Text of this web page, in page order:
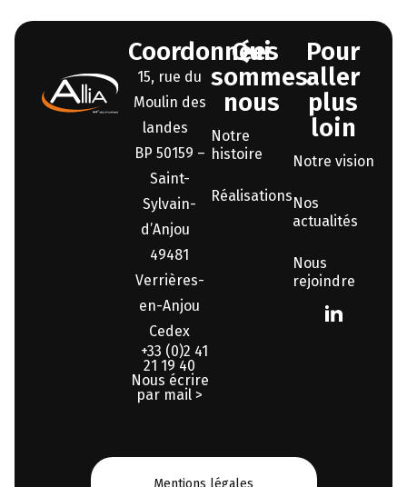
Coordonnées
15, rue du
Moulin des
landes
BP 50159 –
Saint-
Sylvain-
d’Anjou
49481
Verrières-
en-Anjou
Cedex
+33 (0)2 41
21 19 40
Nous écrire
par mail >
Qui
sommes-
nous
Notre
histoire
Réalisations
Pour
aller
plus
loin
Notre vision
Nos
actualités
Nous
rejoindre
Mentions légales